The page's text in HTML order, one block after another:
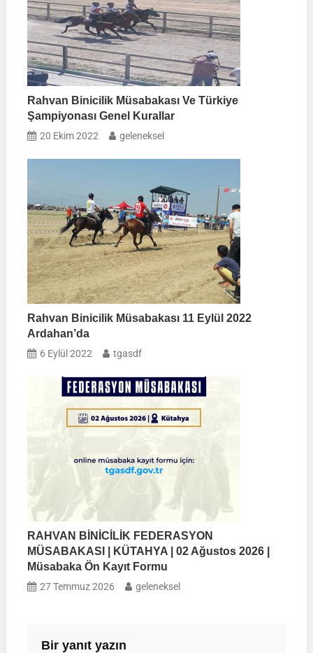
Rahvan Binicilik Müsabakası Ve Türkiye
Şampiyonası Genel Kurallar
20 Ekim 2022 geleneksel
Rahvan Binicilik Müsabakası 11 Eylül 2022
Ardahan’da
6 Eylül 2022 tgasdf
RAHVAN BİNİCİLİK FEDERASYON
MÜSABAKASI | KÜTAHYA | 02 Ağustos 2026 |
Müsabaka Ön Kayıt Formu
27 Temmuz 2026 geleneksel
Bir yanıt yazın